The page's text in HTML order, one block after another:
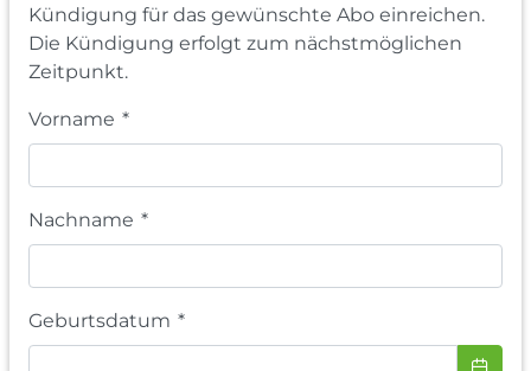
Kündigung für das gewünschte Abo einreichen.
Die Kündigung erfolgt zum nächstmöglichen
Zeitpunkt.
Vorname *
Nachname *
Geburtsdatum *